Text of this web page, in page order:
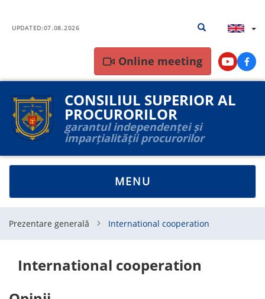
UPDATED:07.08.2026
Search
results
Search results
Online meeting Youtube
CONSILIUL SUPERIOR AL
PROCURORILOR
garantul independenței și
imparțialității procurorilor
TOGGLE
NAVIGATION
MENU
Prezentare generală International cooperation
International cooperation